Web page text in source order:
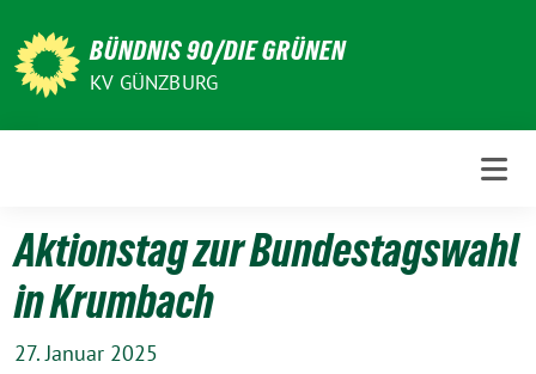
zum
Inhalt
BÜNDNIS 90/DIE GRÜNEN
KV GÜNZBURG
Aktionstag zur Bundestagswahl
in Krumbach
27. Januar 2025